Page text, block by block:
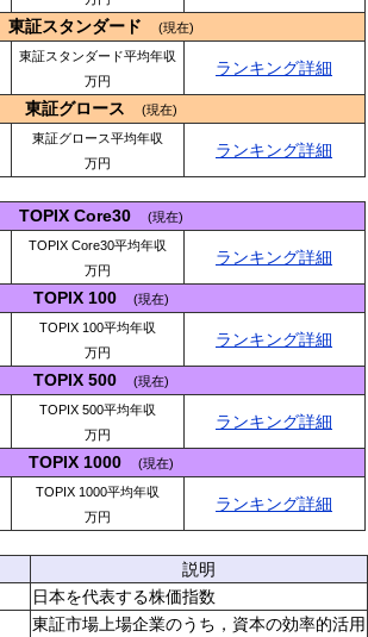
東証スタンダード (現在)
東証スタンダード平均年収
万円
ランキング詳細
東証グロース (現在)
東証グロース平均年収
万円
ランキング詳細
TOPIX Core30 (現在)
TOPIX Core30平均年収
万円
ランキング詳細
TOPIX 100 (現在)
TOPIX 100平均年収
万円
ランキング詳細
TOPIX 500 (現在)
TOPIX 500平均年収
万円
ランキング詳細
TOPIX 1000 (現在)
TOPIX 1000平均年収
万円
ランキング詳細
説明
日本を代表する株価指数
東証市場上場企業のうち，資本の効率的活用